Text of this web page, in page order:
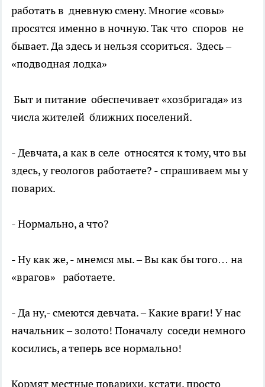
работать в дневную смену. Многие «совы»
просятся именно в ночную. Так что споров не
бывает. Да здесь и нельзя ссориться. Здесь –
«подводная лодка»
Быт и питание обеспечивает «хозбригада» из
числа жителей ближних поселений.
- Девчата, а как в селе относятся к тому, что вы
здесь, у геологов работаете? - спрашиваем мы у
поварих.
- Нормально, а что?
- Ну как же, - мнемся мы. – Вы как бы того… на
«врагов» работаете.
- Да ну,- смеются девчата. – Какие враги! У нас
начальник – золото! Поначалу соседи немного
косились, а теперь все нормально!
Кормят местные поварихи, кстати, просто